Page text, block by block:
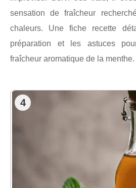
sensation de fraîcheur
chaleurs. Une fiche recette
préparation et les astuces
fraîcheur aromatique de la menthe.
4